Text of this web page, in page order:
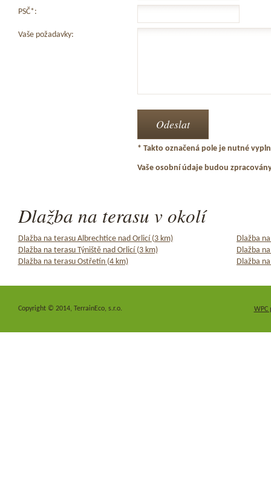
PSČ*:
Vaše požadavky:
* Takto označená pole je nutné
Vaše osobní údaje budou
Dlažba na terasu v okolí
Dlažba na terasu Albrechtice nad Orlicí (3 km)
Dlažba
Dlažba na terasu Týniště nad Orlicí (3 km)
Dlažba
Dlažba na terasu Ostřetín (4 km)
Dlažba
WPC
Copyright © 2014, TerrainEco, s.r.o.